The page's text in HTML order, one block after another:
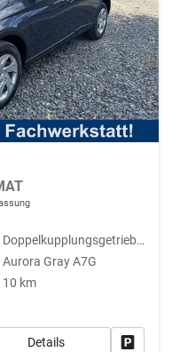
Doppelkupplungsgetriebe (DSG)
Aurora Gray A7G
10 km
Details